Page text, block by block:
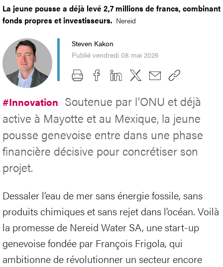
La jeune pousse a déjà levé 2,7 millions de francs, combinant
fonds propres et investisseurs. Nereid
Steven Kakon
Publié vendredi 08 mai 2026
#Innovation Soutenue par l’ONU et déjà
active à Mayotte et au Mexique, la jeune
pousse genevoise entre dans une phase
financière décisive pour concrétiser son
projet.
Dessaler l’eau de mer sans énergie fossile, sans
produits chimiques et sans rejet dans l’océan. Voilà
la promesse de Nereid Water SA, une start-up
genevoise fondée par François Frigola, qui
ambitionne de révolutionner un secteur encore